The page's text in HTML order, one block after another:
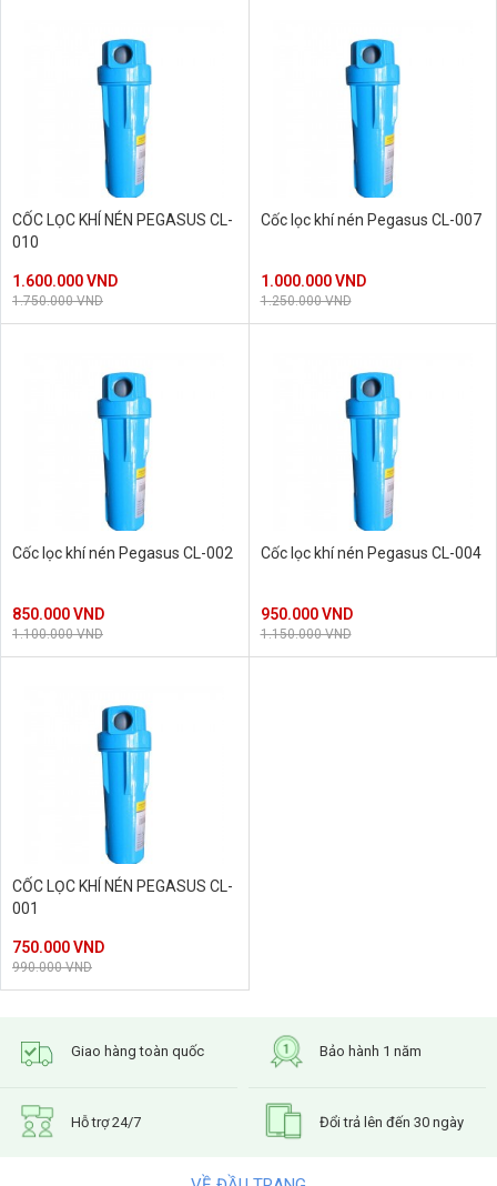
CỐC LỌC KHÍ NÉN PEGASUS CL-
010
1.600.000 VND
1.750.000 VND
Cốc lọc khí nén Pegasus CL-007
1.000.000 VND
1.250.000 VND
Cốc lọc khí nén Pegasus CL-002
850.000 VND
1.100.000 VND
Cốc lọc khí nén Pegasus CL-004
950.000 VND
1.150.000 VND
CỐC LỌC KHÍ NÉN PEGASUS CL-
001
750.000 VND
990.000 VND
Giao hàng toàn quốc Bảo hành 1 năm
Hỗ trợ 24/7 Đổi trả lên đến 30 ngày